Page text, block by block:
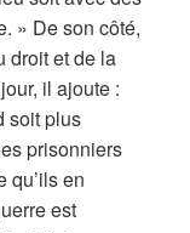
» De son côté,
droit et de la
il ajoute :
soit plus
prisonniers
qu’ils en
est